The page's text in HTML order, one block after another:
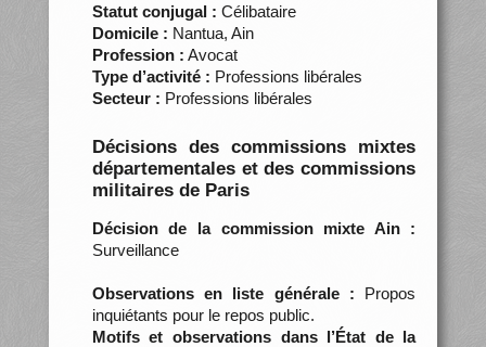
Statut conjugal : Célibataire
Domicile : Nantua, Ain
Profession : Avocat
Type d’activité : Professions libérales
Secteur : Professions libérales
Décisions des commissions mixtes
départementales et des commissions
militaires de Paris
Décision de la commission mixte Ain :
Surveillance
Observations en liste générale : Propos
inquiétants pour le repos public.
Motifs et observations dans l’État de la